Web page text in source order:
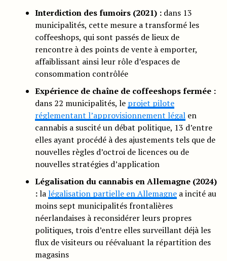
Interdiction des fumoirs (2021) :dans 13
municipalités, cette mesure a transformé les
coffeeshops, qui sont passés de lieux de
rencontre à des points de vente à emporter,
affaiblissant ainsi leur rôle d’espaces de
consommation contrôlée
Expérience de chaîne de coffeeshops fermée :
dans 22 municipalités, le projet pilote
réglementant l’approvisionnement légalen
cannabis a suscité un débat politique, 13 d’entre
elles ayant procédé à des ajustements tels que de
nouvelles règles d’octroi de licences ou de
nouvelles stratégies d’application
Légalisation du cannabis en Allemagne (2024)
:lalégalisation partielle en Allemagnea incité au
moins sept municipalités frontalières
néerlandaises à reconsidérer leurs propres
politiques, trois d’entre elles surveillant déjà les
flux de visiteurs ou réévaluant la répartition des
magasins